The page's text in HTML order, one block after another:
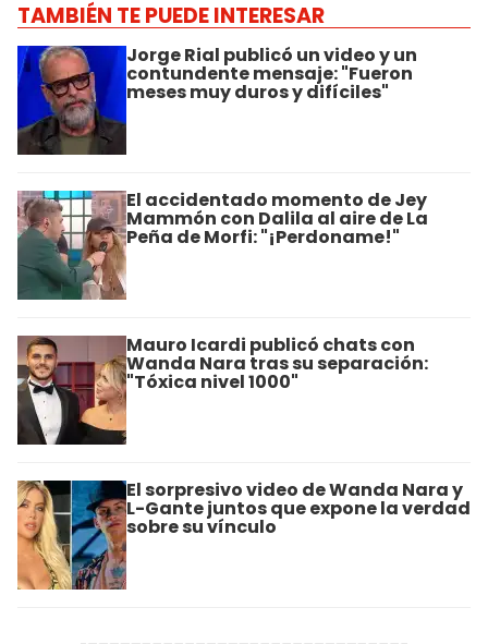
TAMBIÉN TE PUEDE INTERESAR
Jorge Rial publicó un video y un
contundente mensaje: "Fueron
meses muy duros y difíciles"
El accidentado momento de Jey
Mammón con Dalila al aire de La
Peña de Morfi: "¡Perdoname!"
Mauro Icardi publicó chats con
Wanda Nara tras su separación:
"Tóxica nivel 1000"
El sorpresivo video de Wanda Nara y
L-Gante juntos que expone la verdad
sobre su vínculo